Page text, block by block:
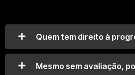
Quem tem direito à
Mesmo sem avaliação,